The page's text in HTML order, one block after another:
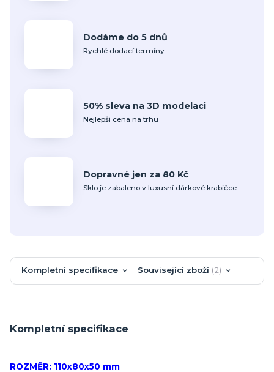
Dodáme do 5 dnů
Rychlé dodací termíny
50% sleva na 3D modelaci
Nejlepší cena na trhu
Dopravné jen za 80 Kč
Sklo je zabaleno v luxusní dárkové krabičce
Kompletní specifikace Související zboží 2
Kompletní specifikace
ROZMĚR: 110x80x50 mm